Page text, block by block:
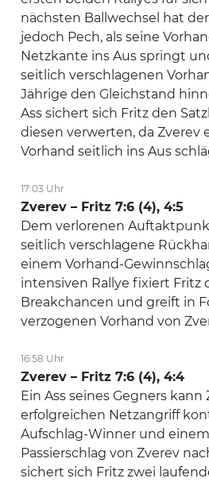
nächsten Ballwechsel hat
jedoch Pech, als seine
Netzkante ins Aus springt
seitlich verschlagenen
Jährige den Gleichstand
Ass sichert sich Fritz den
diesen verwerten, da Zverev
Vorhand seitlich ins Aus
17:03 Uhr
Zverev – Fritz 7:6 (4), 4:5
Dem verlorenen
seitlich verschlagene
einem Vorhand-
intensiven Rallye fixiert Fritz
Breakchancen und greift in
verzogenen Vorhand von
16:58 Uhr
Zverev – Fritz 7:6 (4), 4:4
Ein Ass seines Gegners
erfolgreichen Netzangriff
Aufschlag-Winner und
Passierschlag von Zverev
sichert sich Fritz zwei